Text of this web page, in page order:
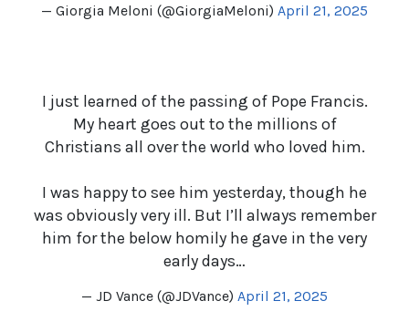
— Giorgia Meloni (@GiorgiaMeloni) April 21, 2025
I just learned of the passing of Pope Francis.
My heart goes out to the millions of
Christians all over the world who loved him.
I was happy to see him yesterday, though he
was obviously very ill. But I’ll always remember
him for the below homily he gave in the very
early days…
— JD Vance (@JDVance) April 21, 2025